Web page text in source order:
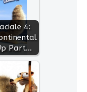
4:
Part…